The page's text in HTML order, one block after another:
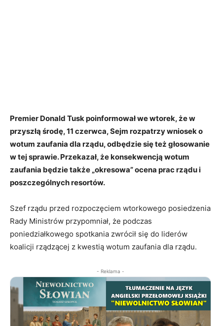
Premier Donald Tusk poinformował we wtorek, że w
przyszłą środę, 11 czerwca, Sejm rozpatrzy wniosek o
wotum zaufania dla rządu, odbędzie się też głosowanie
w tej sprawie. Przekazał, że konsekwencją wotum
zaufania będzie także „okresowa” ocena prac rządu i
poszczególnych resortów.
Szef rządu przed rozpoczęciem wtorkowego posiedzenia
Rady Ministrów przypomniał, że podczas
poniedziałkowego spotkania zwrócił się do liderów
koalicji rządzącej z kwestią wotum zaufania dla rządu.
- Reklama -